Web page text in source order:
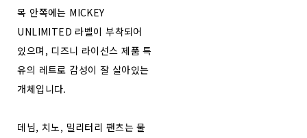
목 안쪽에는 MICKEY
UNLIMITED 라벨이 부착되어
있으며, 디즈니 라이선스 제품 특
유의 레트로 감성이 잘 살아있는
개체입니다.
데님, 치노, 밀리터리 팬츠는 물